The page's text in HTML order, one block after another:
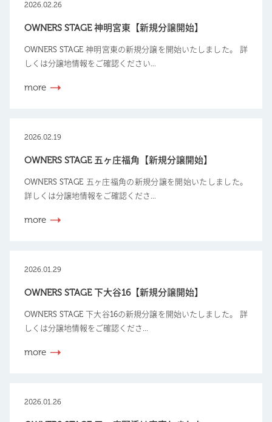
2026.02.26
OWNERS STAGE 神明宮東【新規分譲開始】
OWNERS STAGE 神明宮東の新規分譲を開始いたしました。 詳
しくは分譲地情報をご確認ください...
more
2026.02.19
OWNERS STAGE 五ヶ庄福角【新規分譲開始】
OWNERS STAGE 五ヶ庄福角の新規分譲を開始いたしました。
詳しくは分譲地情報をご確認くださ...
more
2026.01.29
OWNERS STAGE 下大谷16【新規分譲開始】
OWNERS STAGE 下大谷16の新規分譲を開始いたしました。 詳
しくは分譲地情報をご確認くださ...
more
2026.01.26